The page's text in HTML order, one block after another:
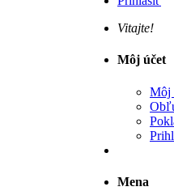
Vitajte!
Môj účet
Môj
Mena